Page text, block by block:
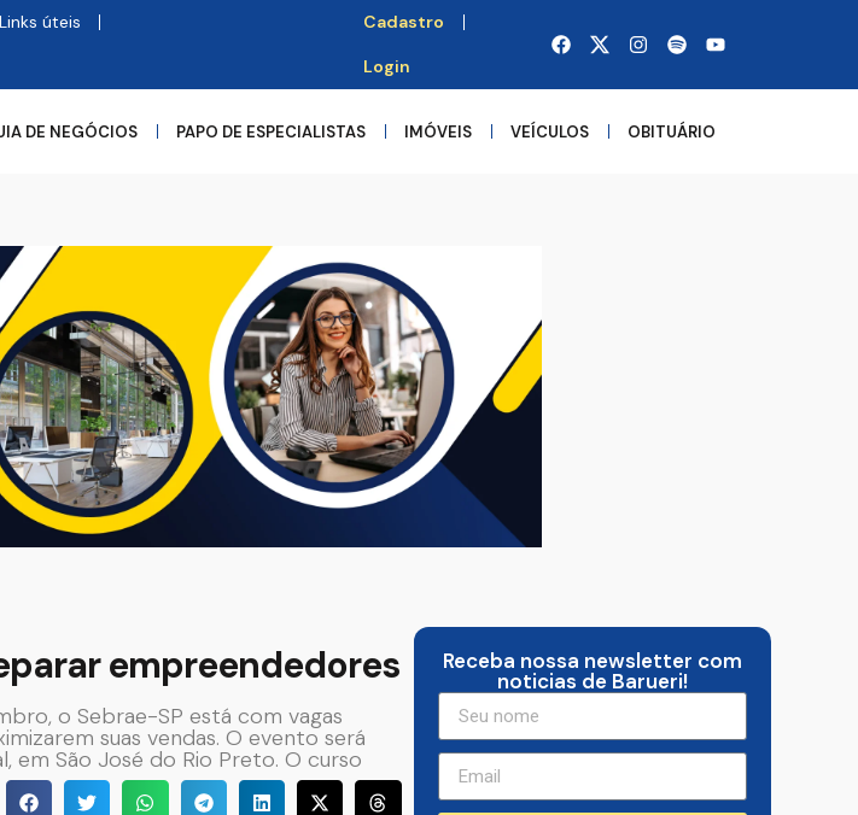
Links úteis Cadastro
Login
DE NEGÓCIOS PAPO DE ESPECIALISTAS IMÓVEIS VEÍCULOS OBITUÁRIO
empreendedores
o Sebrae-SP está com vagas
suas vendas. O evento será
em São José do Rio Preto. O curso
Receba nossa newsletter com
noticias de Barueri!